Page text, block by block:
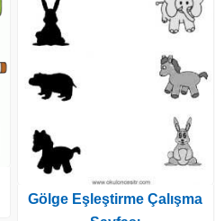
Gölge Eşleştirme Çalışma